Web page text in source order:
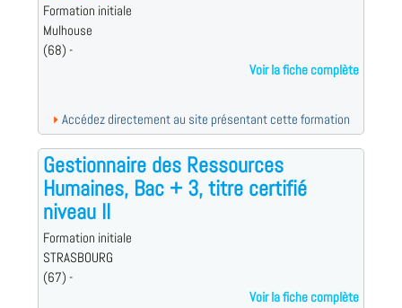
Formation initiale
Mulhouse
(68) -
Voir la fiche complète
Accédez directement au site présentant cette formation
Gestionnaire des Ressources
Humaines, Bac + 3, titre certifié
niveau II
Formation initiale
STRASBOURG
(67) -
Voir la fiche complète